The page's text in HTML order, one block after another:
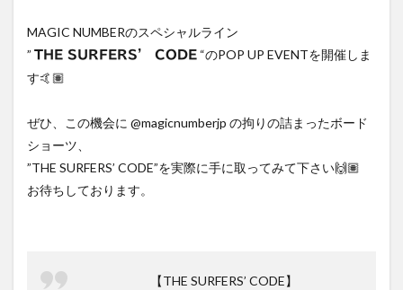
MAGIC NUMBERのスペシャルライン
” THE SURFERS’ CODE “のPOP UP EVENTを開催しま
す🤙🏽
ぜひ、この機会に @magicnumberjp の拘りの詰まったボード
ショーツ、
”THE SURFERS’ CODE”を実際に手に取ってみて下さい🙌🏽
お待ちしております。
【THE SURFERS’ CODE】